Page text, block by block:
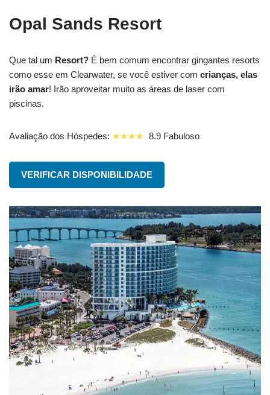
Opal Sands Resort
Que tal um Resort? É bem comum encontrar gingantes resorts
como esse em Clearwater, se você estiver com crianças, elas
irão amar! Irão aproveitar muito as áreas de laser com
piscinas.
Avaliação dos Hóspedes: ★★★★ 8.9 Fabuloso
VERIFICAR DISPONIBILIDADE